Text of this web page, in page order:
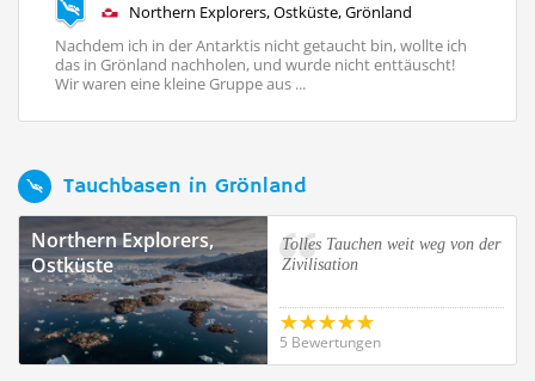
Northern Explorers, Ostküste, Grönland
Nachdem ich in der Antarktis nicht getaucht bin, wollte ich
das in Grönland nachholen, und wurde nicht enttäuscht!
Wir waren eine kleine Gruppe aus ...
Tauchbasen in Grönland
Northern Explorers,
Ostküste
Tolles Tauchen weit weg von der
Zivilisation
5 Bewertungen